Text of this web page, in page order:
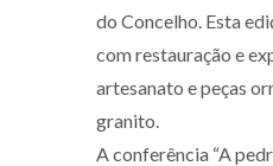
do Concelho. Esta
com restauração e
artesanato e peças
granito.
A conferência “A